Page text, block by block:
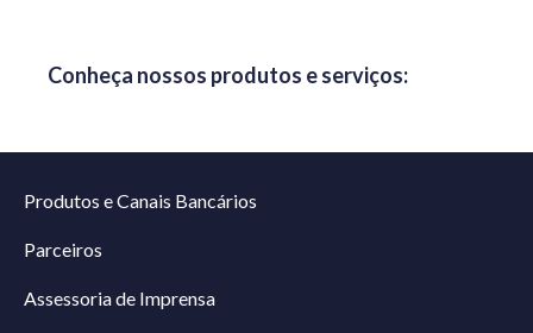
Conheça nossos produtos e serviços:
Produtos e Canais Bancários
Parceiros
Assessoria de Imprensa